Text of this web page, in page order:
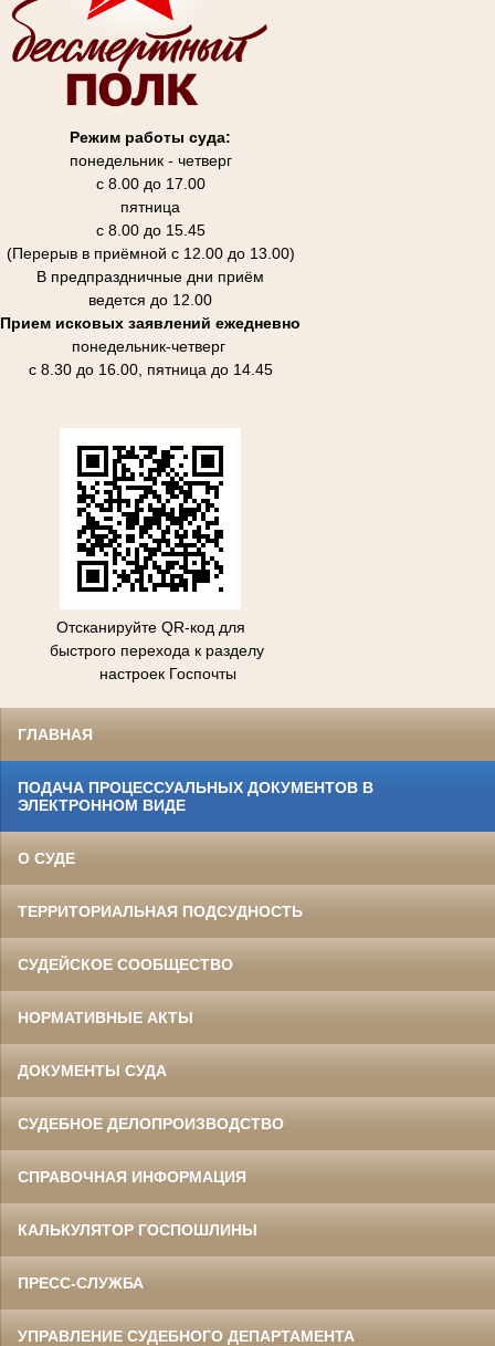
Режим работы суда:
понедельник - четверг
с 8.00 до 17.00
пятница
с 8.00 до 15.45
(Перерыв в приёмной с 12.00 до 13.00)
В предпраздничные дни приём
ведется до 12.00
Прием исковых заявлений ежедневно
понедельник-четверг
с 8.30 до 16.00, пятница до 14.45
Отсканируйте QR-код для
быстрого перехода к разделу
настроек Госпочты
ГЛАВНАЯ
ПОДАЧА ПРОЦЕССУАЛЬНЫХ ДОКУМЕНТОВ В
ЭЛЕКТРОННОМ ВИДЕ
О СУДЕ
ТЕРРИТОРИАЛЬНАЯ ПОДСУДНОСТЬ
СУДЕЙСКОЕ СООБЩЕСТВО
НОРМАТИВНЫЕ АКТЫ
ДОКУМЕНТЫ СУДА
СУДЕБНОЕ ДЕЛОПРОИЗВОДСТВО
СПРАВОЧНАЯ ИНФОРМАЦИЯ
КАЛЬКУЛЯТОР ГОСПОШЛИНЫ
ПРЕСС-СЛУЖБА
УПРАВЛЕНИЕ СУДЕБНОГО ДЕПАРТАМЕНТА